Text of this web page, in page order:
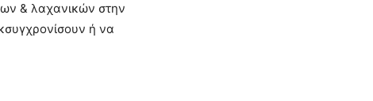
& λαχανικών στην
ή να